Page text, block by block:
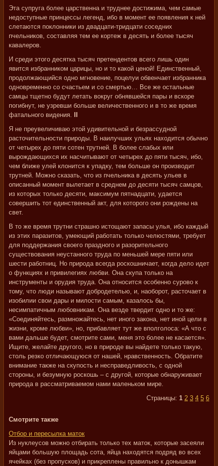
Эта супруга более царственна и труднее достижима, чем самые
недоступные принцессы легенд, ибо в момент ее появления к ней
слетаются поклонники из двадцати-тридцати соседних
пчельников, составляя тем ее кортеж в десять и более тысяч
кавалеров.
И среди этого десятка тысяч претендентов всего лишь один
явится избранником царицы, но и то какой ценой! Единственный,
продолжающийся одно мгновение, поцелуи обвенчает избранника
одновременно со счастьем и со смертью… Все же остальные
самцы тщетно будут летать вокруг обнявшейся пары и вскоре
погибнут, не узревши больше величественного и в то же время
фатального видения.
Я не преувеличиваю этой удивительной и безрассудной
расточительности природы. В наилучших ульях находится обычно
от четырех до пяти сотен трутней. В более слабых или
вырождающихся их насчитывают от четырех до пяти тысяч, ибо,
чем ближе улей клонится к упадку, тем больше он производит
трутней. Можно сказать, что из пчельника в десять ульев в
описанный момент вылетает в среднем до десяти тысяч самцов,
из которых только десяти, максимум пятнадцати, удается
совершить тот единственный акт, для которого они рождены на
свет.
В то же время трутни страшно истощают запасы улья, ибо каждый
из этих паразитов, умеющий работать только челюстями, требует
для поддержания своего праздного и разорительного
существования неустанного труда по меньшей мере пяти или
шести работниц. Но природа всегда роскошничает, когда дело идет
о функциях и привилегиях любви. Она скупа только на
инструменты и орудия труда. Она относится особенно сурово к
тому, что люди называют добродетелью, и, наоборот, расточает в
изобилии свои дары и милости самым, казалось бы,
несимпатичным любовникам. Она везде твердит одно и то же:
«Соединяйтесь, размножайтесь, нет иного закона, нет иной цели в
жизни, кроме любви», но, прибавляет тут же вполголоса: «А что с
вами дальше будет, смотрите сами, меня это более не касается».
Ищите, желайте другого, но в природе вы найдете только такую,
столь резко отличающуюся от нашей, нравственность. Обратите
внимание также на скупость и несправедливость, с одной
стороны, и безумную роскошь – с другой, которые обнаруживает
природа в рассматриваемом нами маленьком мире.
Страницы: 1 2 3 4 5 6
Смотрите также
Отбор и пересылка маток
Из нуклеусов можно отбирать только тех маток, которые засеяли
яйцами большую площадь сота, яйца находятся подряд во всех
ячейках (без пропусков) и прикреплены правильно к донышкам